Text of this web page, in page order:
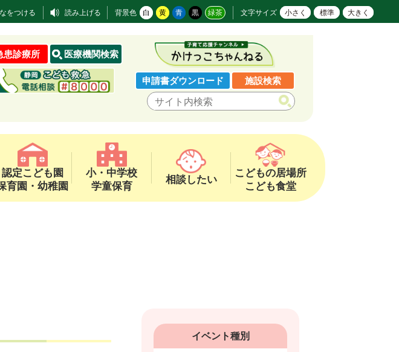
をつける 読み上げる 背景色 白 黄 青 黒 緑茶 文字サイズ 小さく 標準 大きく
患診療所 医療機関検索
申請書ダウンロード 施設検索
認定こども園
育園・幼稚園
小・中学校
学童保育
相談したい
こどもの居場所
こども食堂
イベント種別